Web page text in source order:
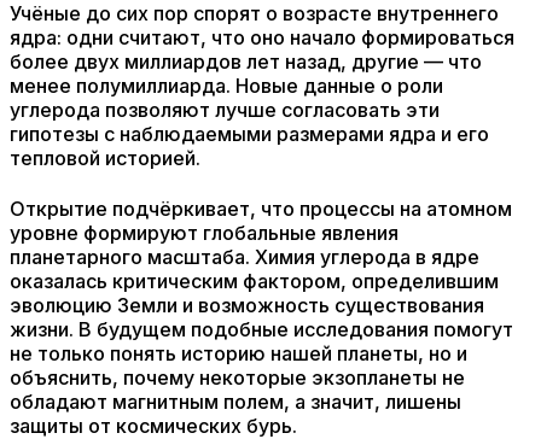
Учёные до сих пор спорят о возрасте внутреннего
ядра: одни считают, что оно начало формироваться
более двух миллиардов лет назад, другие — что
менее полумиллиарда. Новые данные о роли
углерода позволяют лучше согласовать эти
гипотезы с наблюдаемыми размерами ядра и его
тепловой историей.
Открытие подчёркивает, что процессы на атомном
уровне формируют глобальные явления
планетарного масштаба. Химия углерода в ядре
оказалась критическим фактором, определившим
эволюцию Земли и возможность существования
жизни. В будущем подобные исследования помогут
не только понять историю нашей планеты, но и
объяснить, почему некоторые экзопланеты не
обладают магнитным полем, а значит, лишены
защиты от космических бурь.